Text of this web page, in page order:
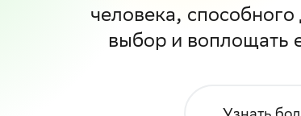
человека,
выбор и воплощать